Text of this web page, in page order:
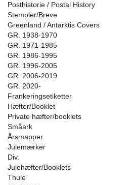
Posthistorie / Postal History
Stempler/Breve
Greenland / Antarktis Covers
GR. 1938-1970
GR. 1971-1985
GR. 1986-1995
GR. 1996-2005
GR. 2006-2019
GR. 2020-
Frankeringsetiketter
Hæfter/Booklet
Private hæfter/booklets
Småark
Årsmapper
Julemærker
Div.
Julehæfter/Booklets
Thule